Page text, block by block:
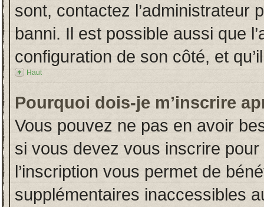
sont, contactez l’administrateur
banni. Il est possible aussi que
configuration de son côté, et
Haut
Pourquoi dois-je m’inscrire
Vous pouvez ne pas en avoir
si vous devez vous inscrire
l’inscription vous permet de
supplémentaires inaccessibles